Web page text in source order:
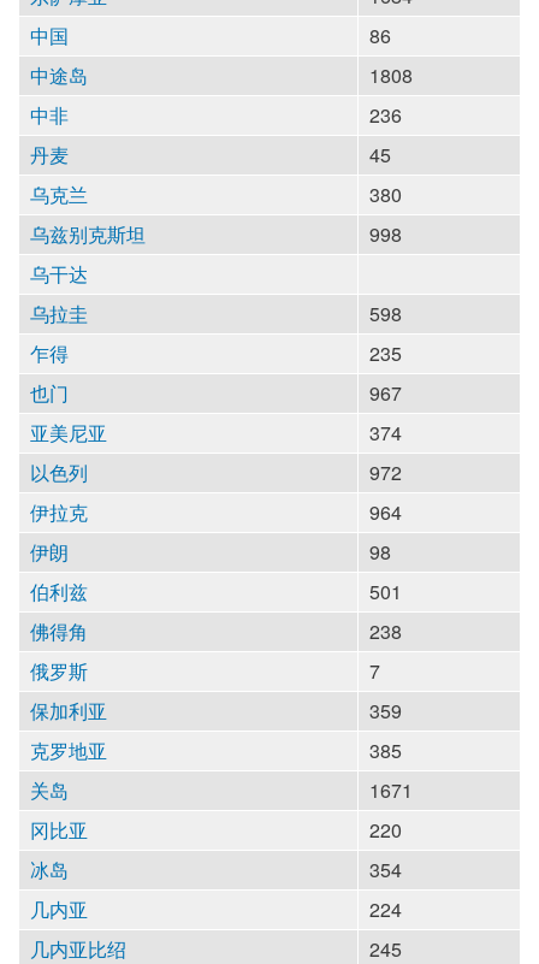
中国
86
中途岛
1808
中非
236
丹麦
45
乌克兰
380
乌兹别克斯坦
998
乌干达
乌拉圭
598
乍得
235
也门
967
亚美尼亚
374
以色列
972
伊拉克
964
伊朗
98
伯利兹
501
佛得角
238
俄罗斯
7
保加利亚
359
克罗地亚
385
关岛
1671
冈比亚
220
冰岛
354
几内亚
224
几内亚比绍
245